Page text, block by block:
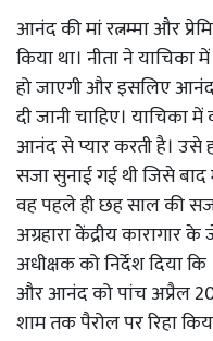
आनंद की मां रत्नम्मा और
किया था। नीता ने
हो जाएगी और इसलिए
दी जानी चाहिए। याचिका
आनंद से प्यार करती है। उसे
सजा सुनाई गई थी जिसे
वह पहले ही छह साल की
अग्रहारा केंद्रीय
अधीक्षक को निर्देश दिया
और आनंद को पांच अप्रैल
शाम तक पैरोल पर रिहा